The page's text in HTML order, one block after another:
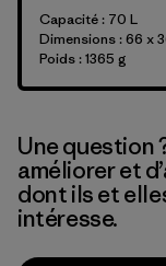
Capacité : 70 L
Dimensions : 66 x
Poids : 1365 g
Une question
améliorer et
dont ils et
intéresse.